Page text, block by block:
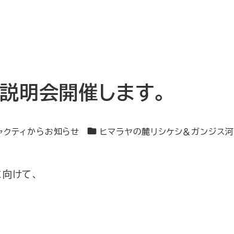
明会開催します。
クティからお知らせ カテゴリー
ヒマラヤの麓リシケシ＆ガンジス河
けて、